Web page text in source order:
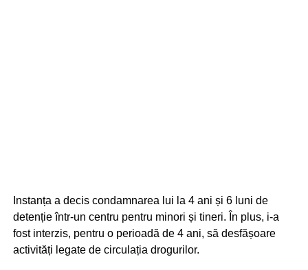
Instanța a decis condamnarea lui la 4 ani și 6 luni de
detenție într-un centru pentru minori și tineri. În plus, i-a
fost interzis, pentru o perioadă de 4 ani, să desfășoare
activități legate de circulația drogurilor.